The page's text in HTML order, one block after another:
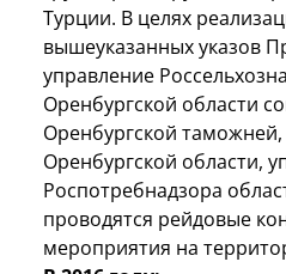
Турции. В целях
вышеуказанных указов
управление
Оренбургской области
Оренбургской
Оренбургской области,
Роспотребнадзора
проводятся рейдовые
мероприятия на